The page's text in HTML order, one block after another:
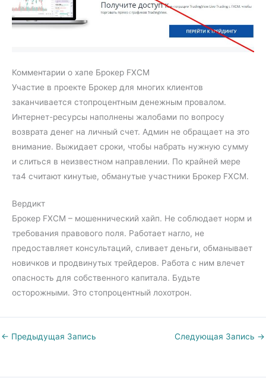
Комментарии о хапе Брокер FXCM
Участие в проекте Брокер для многих клиентов
заканчивается стопроцентным денежным провалом.
Интернет-ресурсы наполнены жалобами по вопросу
возврата денег на личный счет. Админ не обращает на это
внимание. Выжидает сроки, чтобы набрать нужную сумму
и слиться в неизвестном направлении. По крайней мере
та4 считают кинутые, обманутые участники Брокер FXCM.
Вердикт
Брокер FXCM – мошеннический хайп. Не соблюдает норм и
требования правового поля. Работает нагло, не
предоставляет консультаций, сливает деньги, обманывает
новичков и продвинутых трейдеров. Работа с ним влечет
опасность для собственного капитала. Будьте
осторожными. Это стопроцентный лохотрон.
← Предыдущая Запись Следующая Запись →